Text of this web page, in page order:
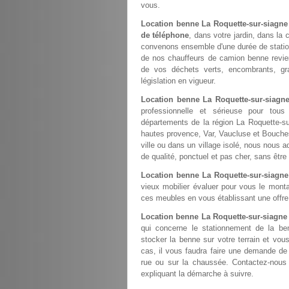
vous.
Location benne La Roquette-sur-
de téléphone, dans votre jardin, dans la
convenons ensemble d'une durée de
de nos chauffeurs de camion benne
de vos déchets verts, encombrants,
législation en vigueur.
Location benne La Roquette-sur-
professionnelle et sérieuse pour
départements de la région La Roquette-
hautes provence, Var, Vaucluse et
ville ou dans un village isolé, nous nous
de qualité, ponctuel et pas cher, sans
Location benne La Roquette-sur-siagne
vieux mobilier évaluer pour vous le
ces meubles en vous établissant une
Location benne La Roquette-sur-
qui concerne le stationnement de la
stocker la benne sur votre terrain et
cas, il vous faudra faire une demande
rue ou sur la chaussée. Contactez-
expliquant la démarche à suivre.